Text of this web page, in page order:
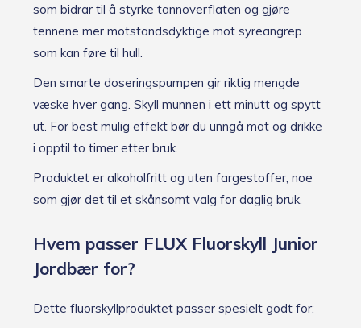
som bidrar til å styrke tannoverflaten og gjøre
tennene mer motstandsdyktige mot syreangrep
som kan føre til hull.
Den smarte doseringspumpen gir riktig mengde
væske hver gang. Skyll munnen i ett minutt og spytt
ut. For best mulig effekt bør du unngå mat og drikke
i opptil to timer etter bruk.
Produktet er alkoholfritt og uten fargestoffer, noe
som gjør det til et skånsomt valg for daglig bruk.
Hvem passer FLUX Fluorskyll Junior
Jordbær for?
Dette fluorskyllproduktet passer spesielt godt for: